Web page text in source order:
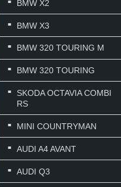
BMW X2
BMW X3
BMW 320 TOURING M
BMW 320 TOURING
SKODA OCTAVIA COMBI
RS
MINI COUNTRYMAN
AUDI A4 AVANT
AUDI Q3